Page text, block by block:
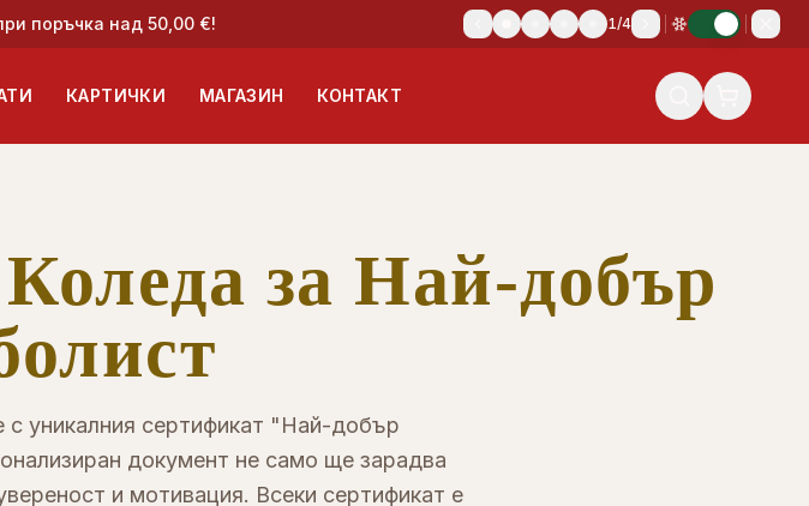
поръчка над 50,00 €! 1/4
КАРТИЧКИ МАГАЗИН КОНТАКТ
за Най-добър
с уникалния сертификат "Най-добър
документ не само ще зарадва
и мотивация. Всеки сертификат е